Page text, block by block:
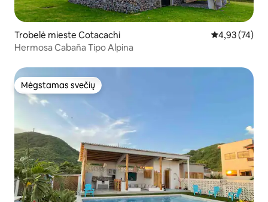
Trobelė mieste Cotacachi Vidutinis
4,93 (74)
Hermosa Cabaña Tipo Alpina
Mėgstamas svečių
Mėgstamas svečių